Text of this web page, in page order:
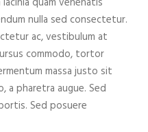
nulla sed consectetur.
ac, vestibulum at
commodo, tortor
massa justo sit
a pharetra augue. Sed
Sed posuere